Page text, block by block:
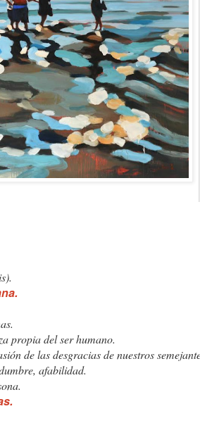
propia del ser humano.
de las desgracias de nuestros
afabilidad.